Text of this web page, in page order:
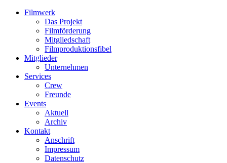
Filmwerk
Das Projekt
Filmförderung
Mitgliedschaft
Filmproduktionsfibel
Mitglieder
Unternehmen
Services
Crew
Freunde
Events
Aktuell
Archiv
Kontakt
Anschrift
Impressum
Datenschutz